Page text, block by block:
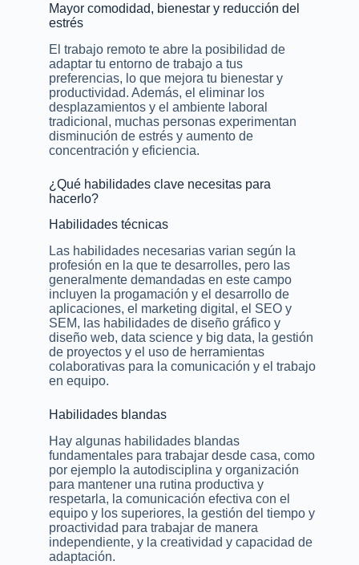
Mayor comodidad, bienestar y reducción del
estrés
El trabajo remoto te abre la posibilidad de
adaptar tu entorno de trabajo a tus
preferencias, lo que mejora tu bienestar y
productividad. Además, el eliminar los
desplazamientos y el ambiente laboral
tradicional, muchas personas experimentan
disminución de estrés y aumento de
concentración y eficiencia.
¿Qué habilidades clave necesitas para
hacerlo?
Habilidades técnicas
Las habilidades necesarias varian según la
profesión en la que te desarrolles, pero las
generalmente demandadas en este campo
incluyen la progamación y el desarrollo de
aplicaciones, el marketing digital, el SEO y
SEM, las habilidades de diseño gráfico y
diseño web, data science y big data, la gestión
de proyectos y el uso de herramientas
colaborativas para la comunicación y el trabajo
en equipo.
Habilidades blandas
Hay algunas habilidades blandas
fundamentales para trabajar desde casa, como
por ejemplo la autodisciplina y organización
para mantener una rutina productiva y
respetarla, la comunicación efectiva con el
equipo y los superiores, la gestión del tiempo y
proactividad para trabajar de manera
independiente, y la creatividad y capacidad de
adaptación.